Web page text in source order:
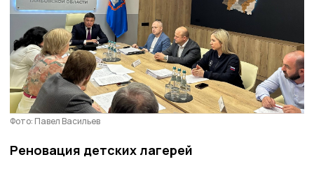
Фото: Павел Васильев
Реновация детских лагерей